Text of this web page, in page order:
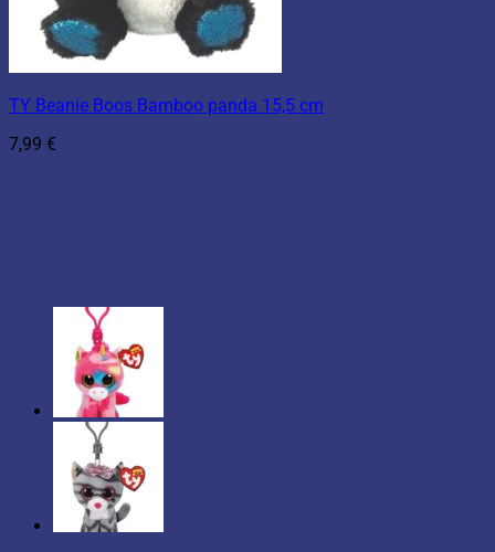
TY Beanie Boos Bamboo panda 15,5 cm
7,99 €